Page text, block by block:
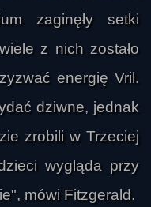
zaginęły setki
z nich zostało
energię Vril.
dziwne, jednak
zrobili w Trzeciej
wygląda przy
mówi Fitzgerald.